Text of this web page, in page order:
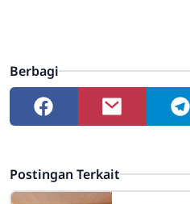
Berbagi
Postingan Terkait